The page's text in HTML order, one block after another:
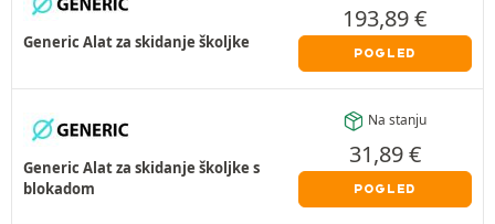
Generic Alat za skidanje školjke
193,89€
POGLED
Generic Alat za skidanje školjke s
blokadom
Na stanju
31,89€
POGLED